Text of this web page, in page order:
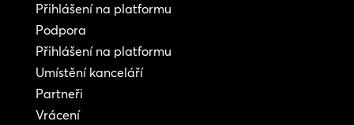
Přihlášení na platformu
Podpora
Přihlášení na platformu
Umístění kanceláří
Partneři
Vrácení